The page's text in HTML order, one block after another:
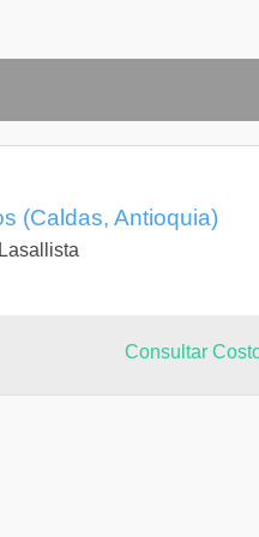
(Caldas, Antioquia)
Consultar